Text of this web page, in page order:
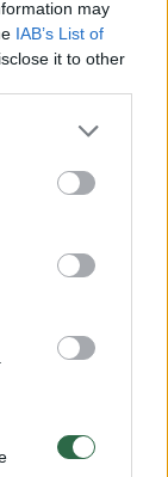
may
IAB’s List of
it to other
rodo,
sakė
daug
–